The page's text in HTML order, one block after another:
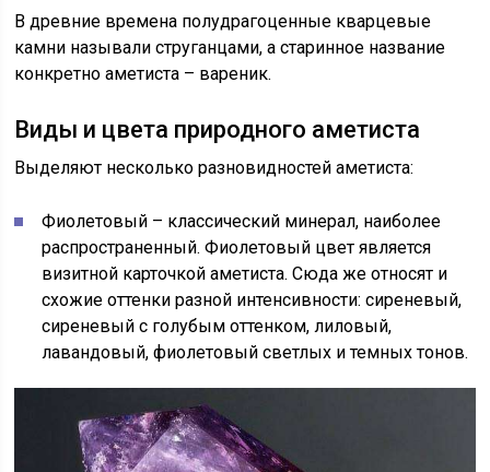
В древние времена полудрагоценные кварцевые
камни называли струганцами, а старинное название
конкретно аметиста – вареник.
Виды и цвета природного аметиста
Выделяют несколько разновидностей аметиста:
Фиолетовый – классический минерал, наиболее
распространенный. Фиолетовый цвет является
визитной карточкой аметиста. Сюда же относят и
схожие оттенки разной интенсивности: сиреневый,
сиреневый с голубым оттенком, лиловый,
лавандовый, фиолетовый светлых и темных тонов.